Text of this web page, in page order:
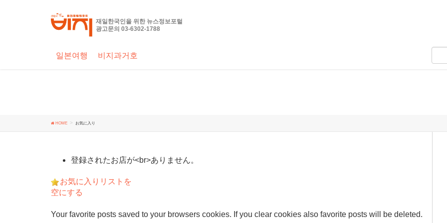
재일한국인을 위한 뉴스정보포털
광고문의 03-6302-1788
일본여행 비지과거호
お気に入り
HOME お気に入り
登録されたお店が<br>ありません。
お気に入りリストを
空にする
Your favorite posts saved to your browsers cookies. If you clear cookies also favorite posts will be deleted.